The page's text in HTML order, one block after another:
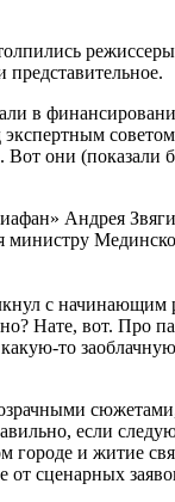
в
Вот они
Андрея
министру
с
Нате, вот.
то
если
городе и житие
сценарных